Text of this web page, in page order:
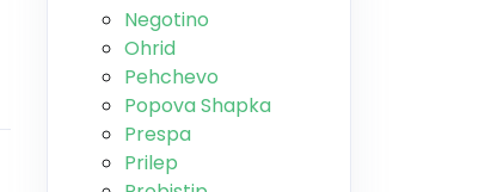
Negotino
Ohrid
Pehchevo
Popova Shapka
Prespa
Prilep